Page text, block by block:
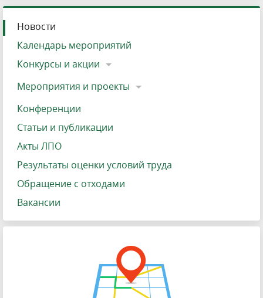
Новости
Календарь мероприятий
Конкурсы и акции
Мероприятия и проекты
Конференции
Статьи и публикации
Акты ЛПО
Результаты оценки условий труда
Обращение с отходами
Вакансии